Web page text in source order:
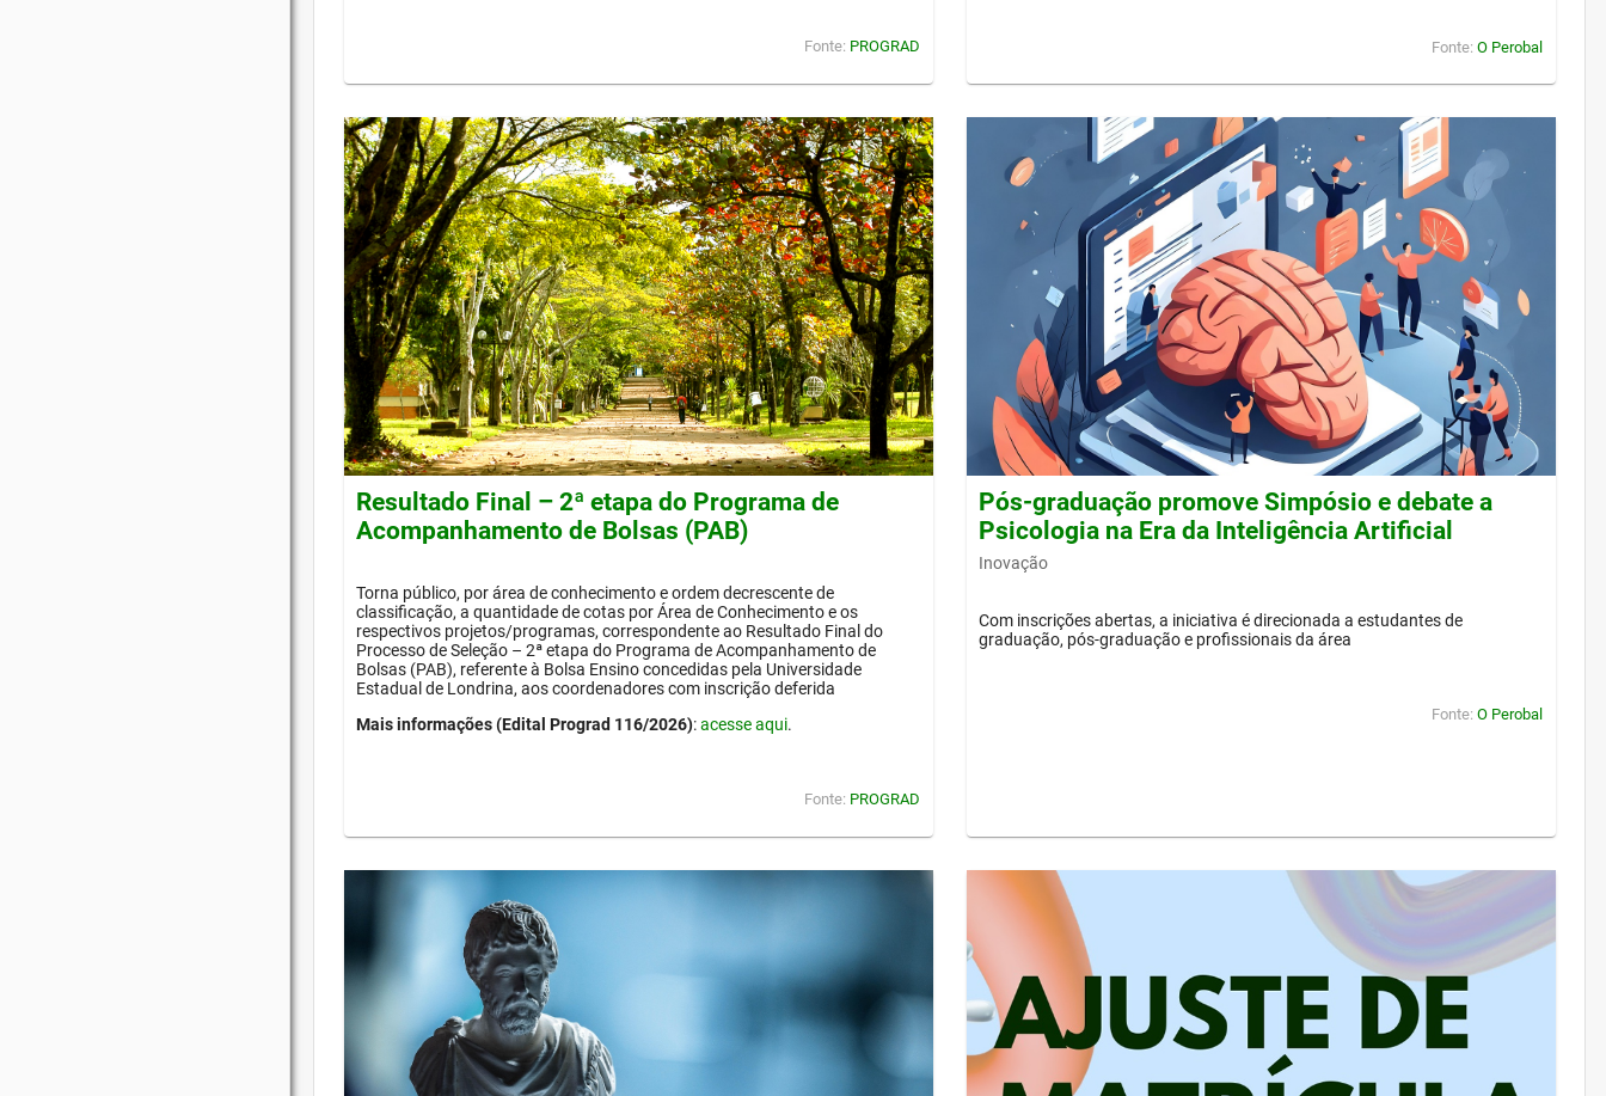
Fonte: PROGRAD Fonte: O Perobal
Resultado Final – 2ª etapa do Programa de
Acompanhamento de Bolsas (PAB)
Torna público, por área de conhecimento e ordem decrescente de
classificação, a quantidade de cotas por Área de Conhecimento e os
respectivos projetos/programas, correspondente ao Resultado Final do
Processo de Seleção – 2ª etapa do Programa de Acompanhamento de
Bolsas (PAB), referente à Bolsa Ensino concedidas pela Universidade
Estadual de Londrina, aos coordenadores com inscrição deferida
Mais informações (Edital Prograd 116/2026):acesse aqui.
Fonte: PROGRAD
Pós-graduação promove Simpósio e debate a
Psicologia na Era da Inteligência Artificial
Inovação
Com inscrições abertas, a iniciativa é direcionada a estudantes de
graduação, pós-graduação e profissionais da área
Fonte: O Perobal